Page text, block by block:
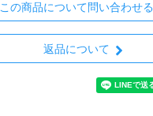
この商品について問い合わせる
返品について